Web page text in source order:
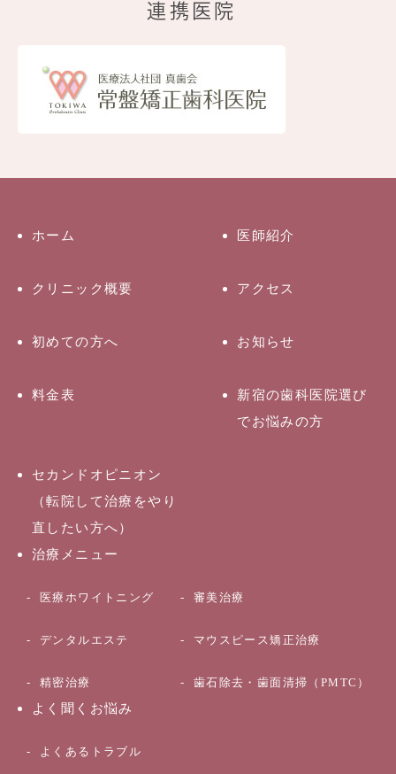
連携医院
ホーム 医師紹介
クリニック概要 アクセス
初めての方へ お知らせ
料金表
新宿の歯科医院選び
でお悩みの方
セカンドオピニオン
（転院して治療をやり
直したい方へ）
治療メニュー
医療ホワイトニング 審美治療
デンタルエステ マウスピース矯正治療
精密治療 歯石除去・歯面清掃（PMTC）
よく聞くお悩み
よくあるトラブル